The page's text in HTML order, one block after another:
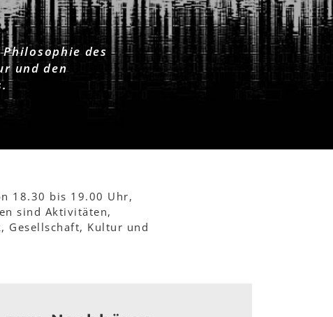
des
und den
18.30 bis 19.00 Uhr,
sind Aktivitäten,
Gesellschaft, Kultur und